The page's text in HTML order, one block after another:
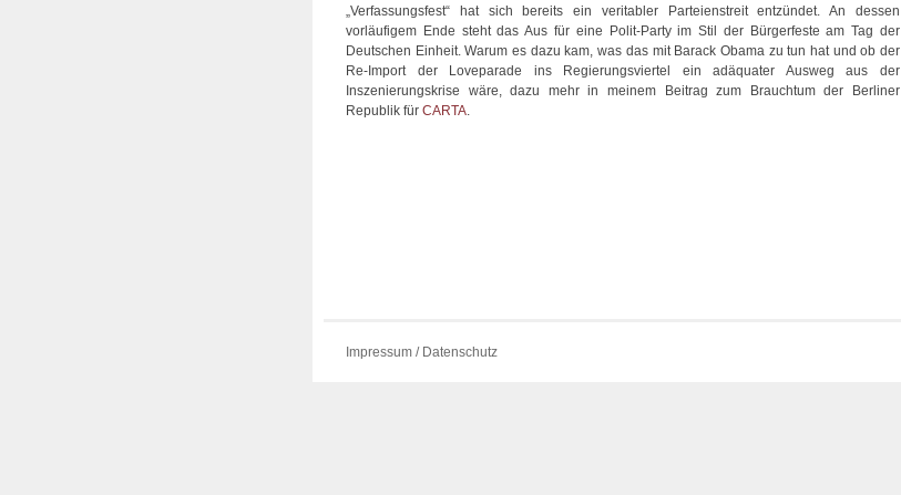
„Verfassungsfest“ hat sich bereits ein veritabler Parteienstreit entzündet. An dessen
vorläufigem Ende steht das Aus für eine Polit-Party im Stil der Bürgerfeste am Tag der
Deutschen Einheit. Warum es dazu kam, was das mit Barack Obama zu tun hat und ob der
Re-Import der Loveparade ins Regierungsviertel ein adäquater Ausweg aus der
Inszenierungskrise wäre, dazu mehr in meinem Beitrag zum Brauchtum der Berliner
Republik für CARTA.
Impressum / Datenschutz